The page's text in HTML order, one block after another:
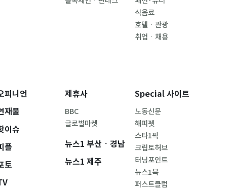
식음료
호텔ㆍ관광
취업ㆍ채용
피니언
재물
이슈
플
토
제휴사
BBC
글로벌마켓
뉴스1 부산ㆍ경남
뉴스1 제주
Special 사이트
노동신문
해피펫
스타1픽
크립토허브
터닝포인트
뉴스1북
퍼스트클럽